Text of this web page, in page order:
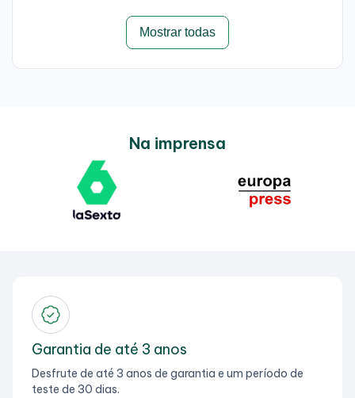
Mostrar todas
Na imprensa
Garantia de até 3 anos
Desfrute de até 3 anos de garantia e um período de
teste de 30 dias.